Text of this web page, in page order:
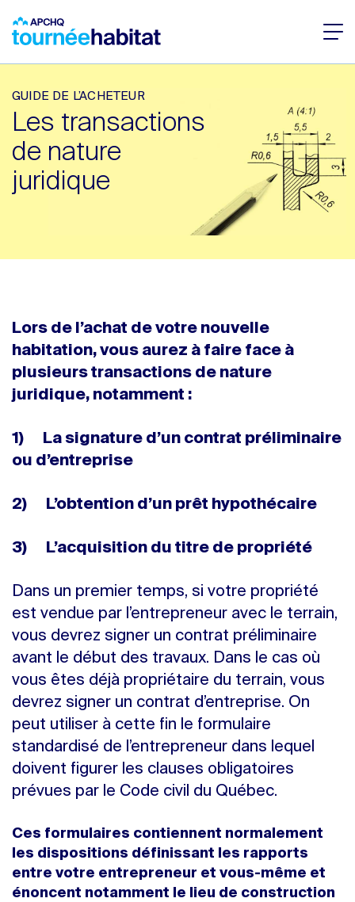
GUIDE DE L’ACHETEUR
Les transactions
de nature
juridique
Lors de l’achat de votre nouvelle
habitation, vous aurez à faire face à
plusieurs transactions de nature
juridique, notamment :
1) La signature d’un contrat préliminaire
ou d’entreprise
2) L’obtention d’un prêt hypothécaire
3) L’acquisition du titre de propriété
Dans un premier temps, si votre propriété
est vendue par l’entrepreneur avec le terrain,
vous devrez signer un contrat préliminaire
avant le début des travaux. Dans le cas où
vous êtes déjà propriétaire du terrain, vous
devrez signer un contrat d’entreprise. On
peut utiliser à cette fin le formulaire
standardisé de l’entrepreneur dans lequel
doivent figurer les clauses obligatoires
prévues par le Code civil du Québec.
Ces formulaires contiennent normalement
les dispositions définissant les rapports
entre votre entrepreneur et vous-même et
énoncent notamment le lieu de construction